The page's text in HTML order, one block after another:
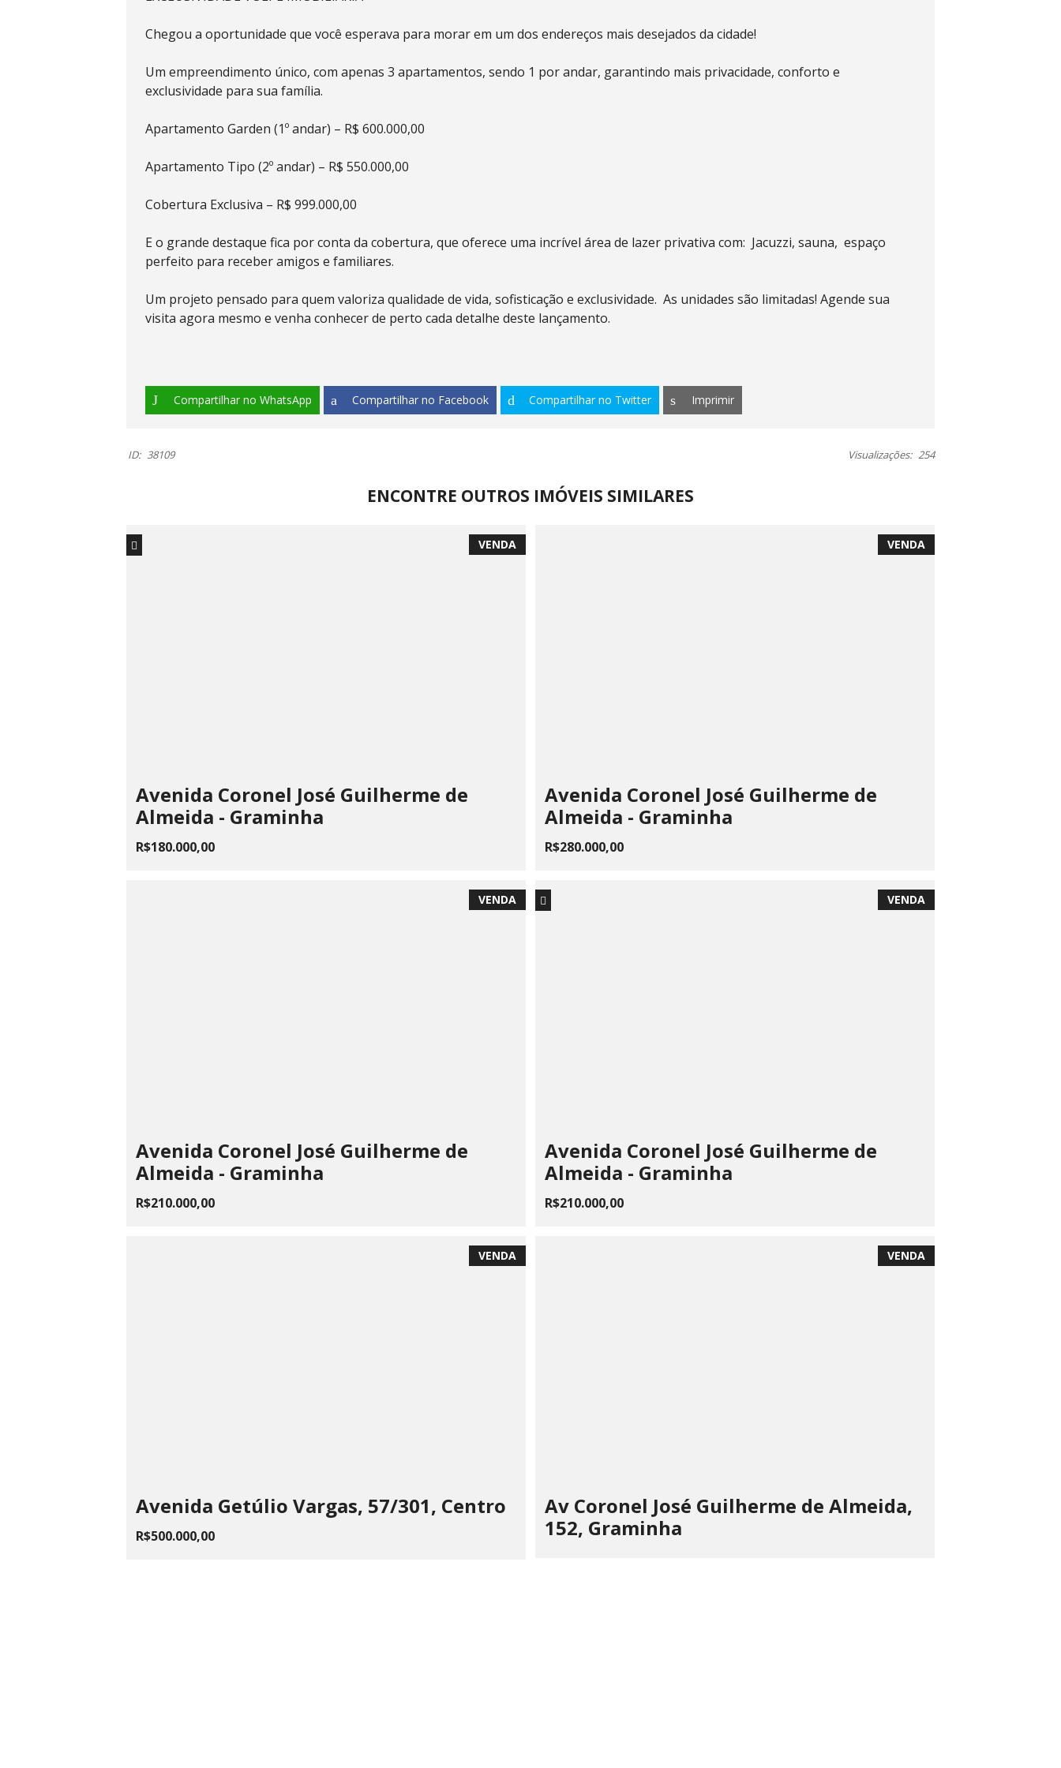
Chegou a oportunidade que você esperava para morar em um dos endereços mais desejados da cidade!
Um empreendimento único, com apenas 3 apartamentos, sendo 1 por andar, garantindo mais privacidade, conforto e
exclusividade para sua família.
Apartamento Garden (1º andar) – R$ 600.000,00
Apartamento Tipo (2º andar) – R$ 550.000,00
Cobertura Exclusiva – R$ 999.000,00
E o grande destaque fica por conta da cobertura, que oferece uma incrível área de lazer privativa com: Jacuzzi, sauna, espaço
perfeito para receber amigos e familiares.
Um projeto pensado para quem valoriza qualidade de vida, sofisticação e exclusividade. As unidades são limitadas! Agende sua
visita agora mesmo e venha conhecer de perto cada detalhe deste lançamento.
Compartilhar no WhatsApp Compartilhar no Facebook Compartilhar no Twitter Imprimir
ID: 38109 Visualizações: 254
ENCONTRE OUTROS IMÓVEIS SIMILARES
VENDA
Avenida Coronel José Guilherme de
Almeida - Graminha
R$180.000,00
VENDA
Avenida Coronel José Guilherme de
Almeida - Graminha
R$280.000,00
VENDA
Avenida Coronel José Guilherme de
Almeida - Graminha
R$210.000,00
VENDA
Avenida Coronel José Guilherme de
Almeida - Graminha
R$210.000,00
VENDA
Avenida Getúlio Vargas, 57/301, Centro
R$500.000,00
VENDA
Av Coronel José Guilherme de Almeida,
152, Graminha